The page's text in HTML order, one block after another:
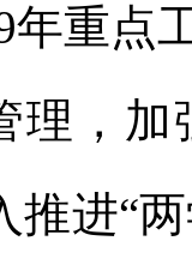
年重点
理，
推进“